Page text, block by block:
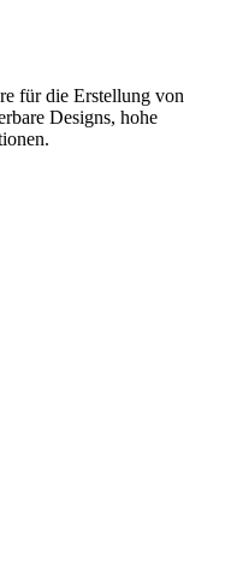
für die Erstellung von
Designs, hohe